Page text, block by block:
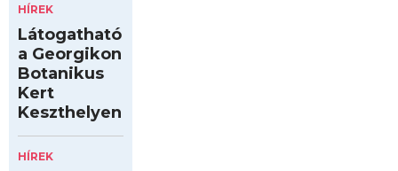
HÍREK
Látogatható
a Georgikon
Botanikus
Kert
Keszthelyen
HÍREK